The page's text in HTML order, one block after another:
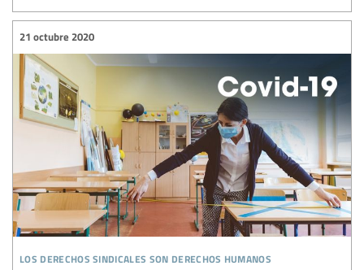
los derechos sindicales son derechos humanos
21 octubre 2020